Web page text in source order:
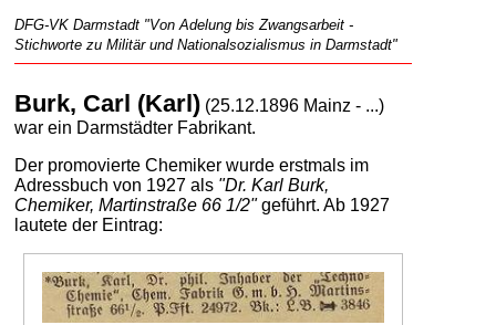
DFG-VK Darmstadt "Von Adelung bis Zwangsarbeit -
Stichworte zu Militär und Nationalsozialismus in Darmstadt"
Burk, Carl (Karl) (25.12.1896 Mainz - ...)
war ein Darmstädter Fabrikant.
Der promovierte Chemiker wurde erstmals im
Adressbuch von 1927 als "Dr. Karl Burk,
Chemiker, Martinstraße 66 1/2"geführt. Ab 1927
lautete der Eintrag: